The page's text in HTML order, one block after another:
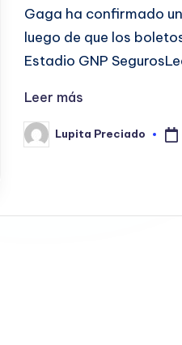
Gaga ha confirmado
luego de que los
Estadio GNP
Leer más
Publicado
por
Lupita Preciado